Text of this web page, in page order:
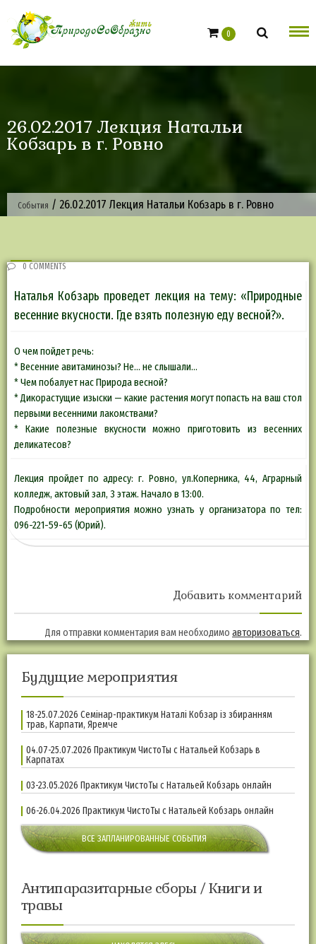
content
0
26.02.2017 Лекция Натальи
Кобзарь в г. Ровно
События / 26.02.2017 Лекция Натальи Кобзарь в г. Ровно
0 COMMENTS
Наталья Кобзарь проведет лекция на тему: «Природные
весенние вкусности. Где взять полезную еду весной?».
О чем пойдет речь:
* Весенние авитаминозы? Не… не слышали…
* Чем побалует нас Природа весной?
* Дикорастущие изыски — какие растения могут попасть на ваш стол
первыми весенними лакомствами?
* Какие полезные вкусности можно приготовить из весенних
деликатесов?
Лекция пройдет по адресу: г. Ровно, ул.Коперника, 44, Аграрный
колледж, актовый зал, 3 этаж. Начало в 13:00.
Подробности мероприятия можно узнать у организатора по тел:
096-221-59-65 (Юрий).
Добавить комментарий
Для отправки комментария вам необходимо авторизоваться.
Будущие мероприятия
18-25.07.2026 Семінар-практикум Наталі Кобзар із збиранням
трав, Карпати, Яремче
04.07-25.07.2026 Практикум ЧистоТы с Натальей Кобзарь в
Карпатах
03-23.05.2026 Практикум ЧистоТы с Натальей Кобзарь онлайн
06-26.04.2026 Практикум ЧистоТы с Натальей Кобзарь онлайн
ВСЕ ЗАПЛАНИРОВАННЫЕ СОБЫТИЯ
Антипаразитарные сборы / Книги и
травы